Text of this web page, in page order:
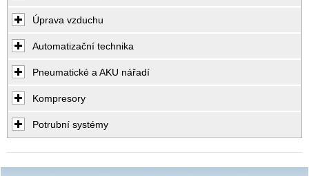
Úprava vzduchu
Automatizační technika
Pneumatické a AKU nářadí
Kompresory
Potrubní systémy